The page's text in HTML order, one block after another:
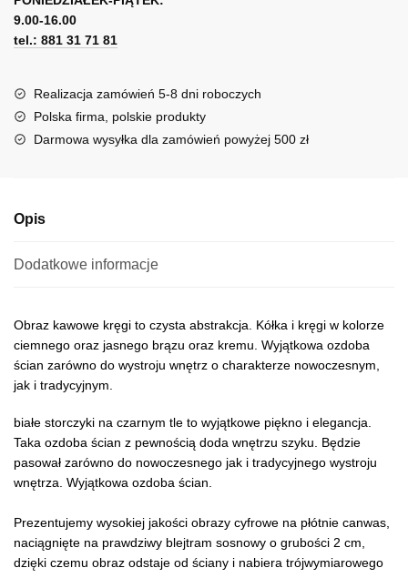
9.00-16.00
tel.: 881 31 71 81
Realizacja zamówień 5-8 dni roboczych
Polska firma, polskie produkty
Darmowa wysyłka dla zamówień powyżej 500 zł
Opis
Dodatkowe informacje
Obraz kawowe kręgi to czysta abstrakcja. Kółka i kręgi w kolorze
ciemnego oraz jasnego brązu oraz kremu. Wyjątkowa ozdoba
ścian zarówno do wystroju wnętrz o charakterze nowoczesnym,
jak i tradycyjnym.
białe storczyki na czarnym tle to wyjątkowe piękno i elegancja.
Taka ozdoba ścian z pewnością doda wnętrzu szyku. Będzie
pasował zarówno do nowoczesnego jak i tradycyjnego wystroju
wnętrza. Wyjątkowa ozdoba ścian.
Prezentujemy wysokiej jakości obrazy cyfrowe na płótnie canwas,
naciągnięte na prawdziwy blejtram sosnowy o grubości 2 cm,
dzięki czemu obraz odstaje od ściany i nabiera trójwymiarowego